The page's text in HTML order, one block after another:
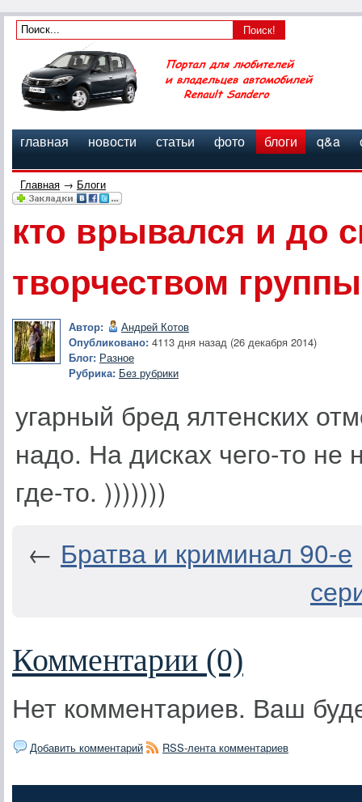
главная новости статьи фото блоги q&a
Главная → Блоги
кто врывался и до
творчеством
Автор:
Андрей Котов
Опубликовано: 4113 дня назад (26 декабря 2014)
Блог: Разное
Рубрика: Без рубрики
угарный бред ялтенских
надо. На дисках чего-то не
где-то. )))))))
← Братва и криминал 90-е
Комментарии (0)
Нет комментариев. Ваш
Добавить комментарий RSS-лента комментариев